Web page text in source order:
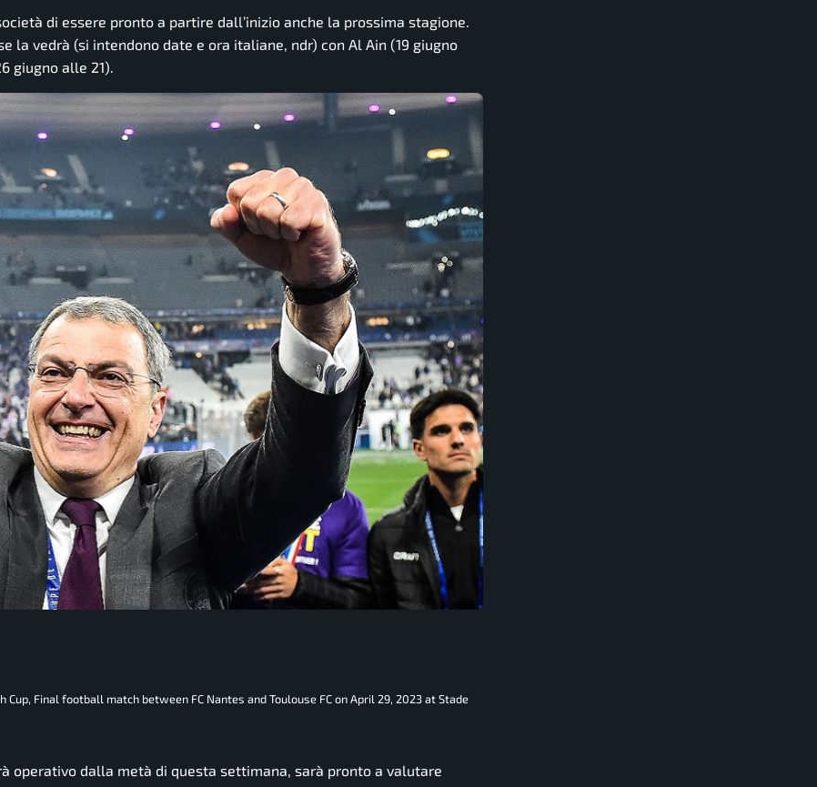
di essere pronto a partire dall’inizio anche la prossima stagione.
la vedrà (si intendono date e ora italiane, ndr) con Al Ain (19 giugno
giugno alle 21).
Final football match between FC Nantes and Toulouse FC on April 29, 2023 at Stade
operativo dalla metà di questa settimana, sarà pronto a valutare